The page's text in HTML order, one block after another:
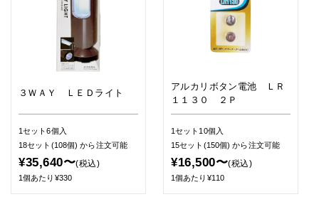
３ＷＡＹ ＬＥＤライト
1セット6個入
18セット(108個)から注文可能
¥35,640〜(税込)
1個あたり¥330
アルカリボタン電池 ＬＲ
１１３０ ２Ｐ
1セット10個入
15セット(150個)から注文可能
¥16,500〜(税込)
1個あたり¥110